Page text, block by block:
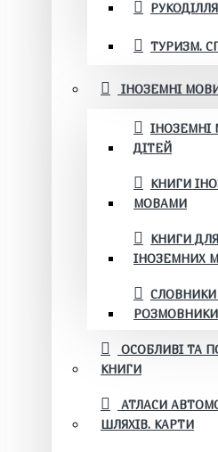
РУКОДІЛЛЯ
ТУРИЗМ.
ІНОЗЕМНІ
ІНОЗЕМНІ
ДІТЕЙ
КНИГИ
МОВАМИ
КНИГИ
ІНОЗЕМНИХ
СЛОВНИКИ
РОЗМОВНИКИ
ОСОБЛИВІ ТА
КНИГИ
АТЛАСИ
ШЛЯХІВ. КАРТИ